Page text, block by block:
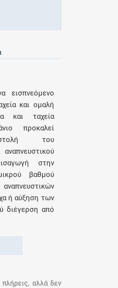
εισπνεόμενο
και ομαλή
και ταχεία
προκαλεί
του
στην
βαθμού
ή αύξηση των
διέγερση από
πλήρεις, αλλά δεν